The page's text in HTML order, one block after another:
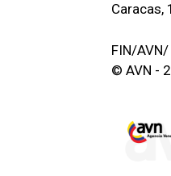
Caracas,
FIN/
© AVN -